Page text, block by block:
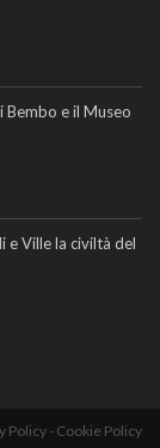
Bembo e il Museo
e Ville la civiltà del
Policy- Cookie Policy